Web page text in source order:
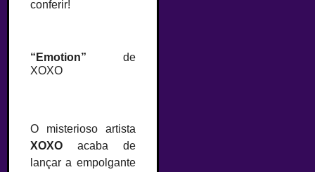
conferir!
“Emotion” de
XOXO
O misterioso artista
XOXO acaba de
lançar a empolgante